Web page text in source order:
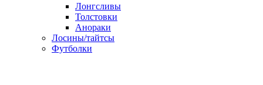
Лонгсливы
Толстовки
Анораки
Лосины/тайтсы
Футболки